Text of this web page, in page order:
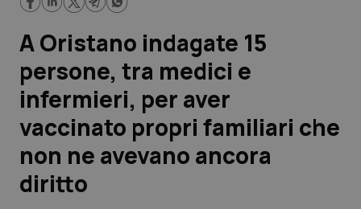
Lavoro e Professioni
Scienza e Farmaci
Studi e Analisi
Lettere al direttore
Edizioni Regionali
A Oristano indagate 15
persone, tra medici e
infermieri, per aver
vaccinato propri familiari che
non ne avevano ancora
diritto